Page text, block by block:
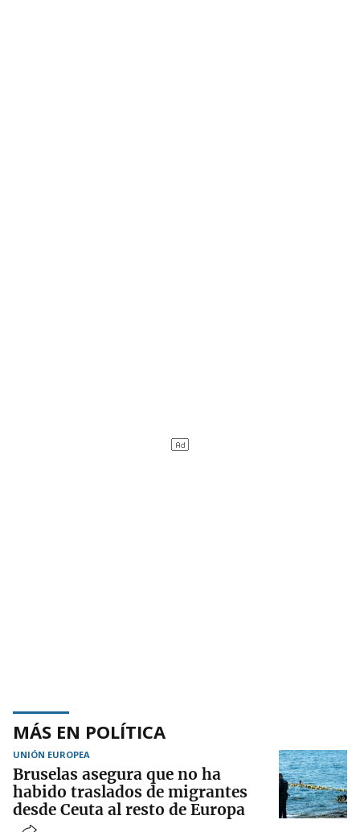
MÁS EN POLÍTICA
UNIÓN EUROPEA
Bruselas asegura que no ha
habido traslados de migrantes
desde Ceuta al resto de Europa